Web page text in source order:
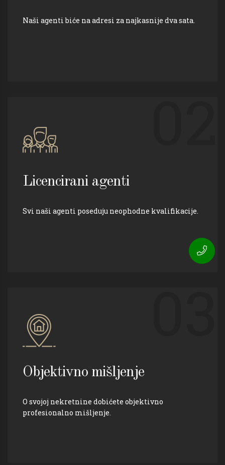
Naši agenti biće na adresi za najkasnije dva sata.
Licencirani agenti
Svi naši agenti poseduju neophodne kvalifikacije.
Objektivno mišljenje
O svojoj nekretnine dobićete objektivno
profesionalno mišljenje.